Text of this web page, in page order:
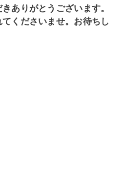
ありがとうございます。
くださいませ。お待ちし